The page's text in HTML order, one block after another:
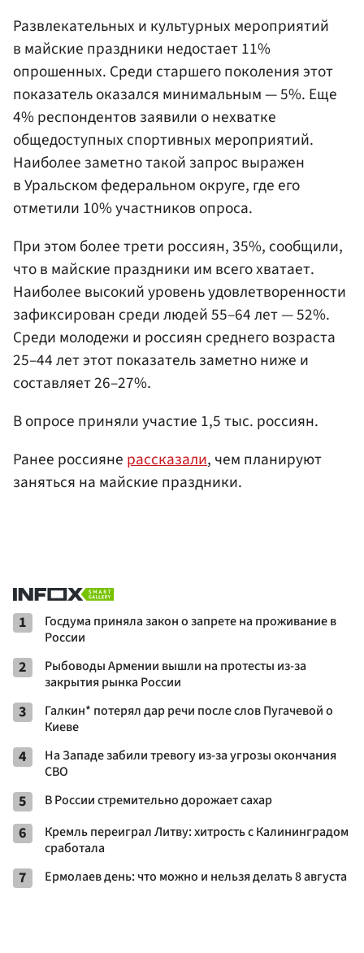
Развлекательных и культурных мероприятий
в майские праздники недостает 11%
опрошенных. Среди старшего поколения этот
показатель оказался минимальным — 5%. Еще
4% респондентов заявили о нехватке
общедоступных спортивных мероприятий.
Наиболее заметно такой запрос выражен
в Уральском федеральном округе, где его
отметили 10% участников опроса.
При этом более трети россиян, 35%, сообщили,
что в майские праздники им всего хватает.
Наиболее высокий уровень удовлетворенности
зафиксирован среди людей 55–64 лет — 52%.
Среди молодежи и россиян среднего возраста
25–44 лет этот показатель заметно ниже и
составляет 26–27%.
В опросе приняли участие 1,5 тыс. россиян.
Ранее россияне рассказали, чем планируют
заняться на майские праздники.
1
Госдума приняла закон о запрете на проживание в
России
2
Рыбоводы Армении вышли на протесты из-за
закрытия рынка России
3
Галкин* потерял дар речи после слов Пугачевой о
Киеве
4
На Западе забили тревогу из-за угрозы окончания
СВО
5 В России стремительно дорожает сахар
6
Кремль переиграл Литву: хитрость с Калининградом
сработала
7 Ермолаев день: что можно и нельзя делать 8 августа